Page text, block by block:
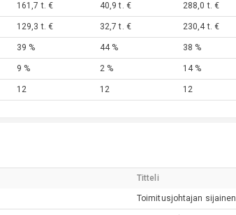
161,7 t. € 40,9 t. € 288,0 t. €
129,3 t. € 32,7 t. € 230,4 t. €
39 % 44 % 38 %
9 % 2 % 14 %
12 12 12
Titteli
Toimitusjohtajan sijainen